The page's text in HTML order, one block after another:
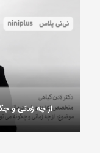
از چه زمانی و